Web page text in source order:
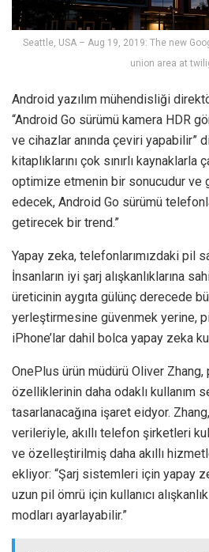
Seattle, USA – Aug 19, 2019: The new
union area at
Android yazılım mühendisliği
“Android Go sürümü kamera HDR
ve cihazlar anında çeviri yapabilir”
kitaplıklarını çok sınırlı kaynaklarla
optimize etmenin bir sonucudur ve
edecek, Android Go sürümü
getirecek bir trend.”
Yapay zeka, telefonlarımızdaki pil
İnsanların iyi şarj alışkanlıklarına
üreticinin aygıta gülünç derecede
yerleştirmesine güvenmek yerine,
iPhone’lar dahil bolca yapay zeka
OnePlus ürün müdürü Oliver
özelliklerinin daha odaklı kullanım
tasarlanacağına işaret eidyor.
verileriyle, akıllı telefon şirketleri
ve özelleştirilmiş daha akıllı
ekliyor: “Şarj sistemleri için yapay
uzun pil ömrü için kullanıcı
modları ayarlayabilir.”